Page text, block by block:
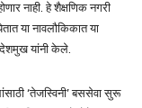
नाही. हे शैक्षणिक नगरी
या नावलौकिकात या
यांनी केले.
‘तेजस्विनी’ बससेवा सुरू